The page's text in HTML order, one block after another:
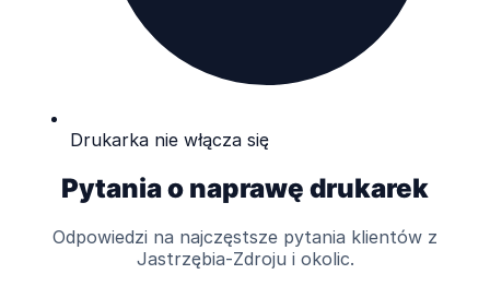
Drukarka nie włącza się
Pytania o naprawę drukarek
Odpowiedzi na najczęstsze pytania klientów z
Jastrzębia-Zdroju i okolic.